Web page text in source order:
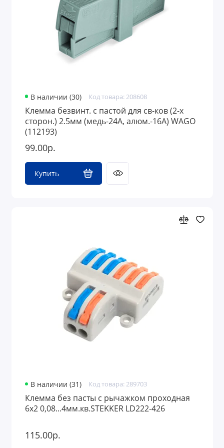
В наличии (30) Код товара: 208608
Клемма безвинт. с пастой для св-ков (2-х
сторон.) 2.5мм (медь-24A, алюм.-16A) WAGO
(112193)
99.00р.
Купить
В наличии (31) Код товара: 289703
Клемма без пасты с рычажком проходная
6х2 0,08...4мм.кв.STEKKER LD222-426
115.00р.